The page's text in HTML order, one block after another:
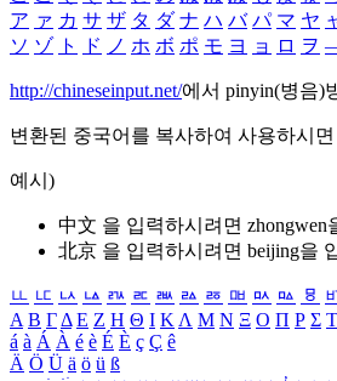
ア ァ カ サ ザ タ ダ ナ ハ バ パ マ ヤ
ソ ゾ ト ド ノ ホ ボ ポ モ ヨ ョ ロ ヲ
http://chineseinput.net/에서 pinyin(병음)
변환된 중국어를 복사하여 사용하시
예시)
中文 을 입력하시려면 zhongwen
北京 을 입력하시려면 beijing을
ㅥ ㅦ ㅧ ㅨ ㅩ ㅪ ㅫ ㅬ ㅭ ㅮ ㅯ ㅰ ㅱ
Α Β ΓΔ Ε Ζ Η Θ Ι ΚΛ Μ Ν Ξ Ο Π Ρ Σ Τ
á à Á À é è É È ç Ç ê
Ä Ö Ü ä ö ü ß